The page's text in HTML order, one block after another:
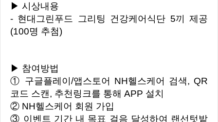
▶ 시상내용
- 현대그린푸드 그리팅 건강케어식단 5끼 제공
(100명 추첨)
▶ 참여방법
① 구글플레이/앱스토어 NH헬스케어 검색, QR
코드 스캔, 추천링크를 통해 APP 설치
② NH헬스케어 회원 가입
③ 이벤트 기간 내 목표 걸음 달성하여 랜선텃밭